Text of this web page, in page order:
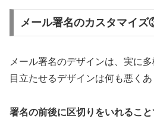
メール署名のカスタマイ
メール署名のデザインは、実に
目立たせるデザインは何も悪くあ
署名の前後に区切りをいれるこ